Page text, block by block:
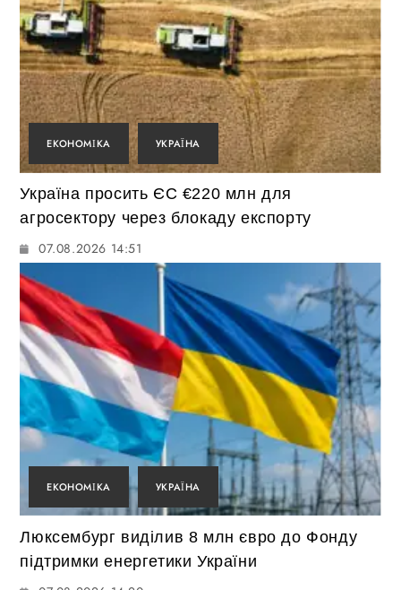
ЕКОНОМІКА УКРАЇНА
Україна просить ЄС €220 млн для
агросектору через блокаду експорту
07.08.2026 14:51
ЕКОНОМІКА УКРАЇНА
Люксембург виділив 8 млн євро до Фонду
підтримки енергетики України